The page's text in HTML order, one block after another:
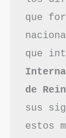
que
que
de
sus
estos